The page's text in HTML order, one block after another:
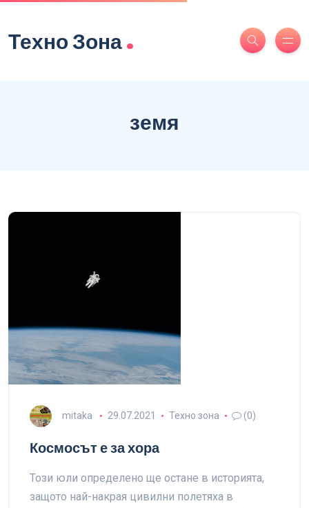
Техно Зона.
земя
mitaka 29.07.2021 Техно зона (0)
Космосът е за хора
Този юли определено ще остане в историята,
защото най-накрая цивилни полетяха в